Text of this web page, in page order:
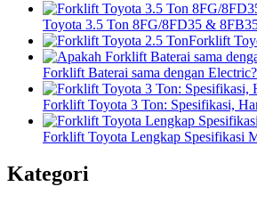
Toyota 3.5 Ton 8FG/8FD35 &
Forklift
Forklift Baterai sama dengan Electric?
Forklift Toyota 3 Ton: Spesifikasi,
Forklift Toyota Lengkap Spesifikasi
Kategori